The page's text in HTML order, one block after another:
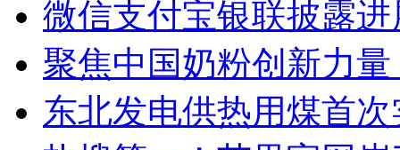
微信支付宝银联披露进
聚焦中国奶粉创新力
东北发电供热用煤首